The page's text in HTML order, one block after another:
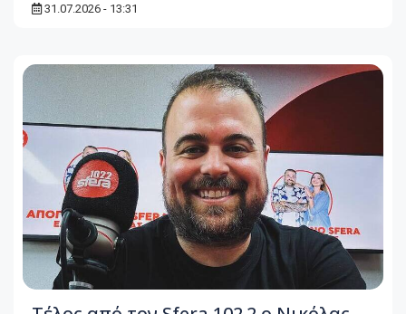
31.07.2026 - 13:31